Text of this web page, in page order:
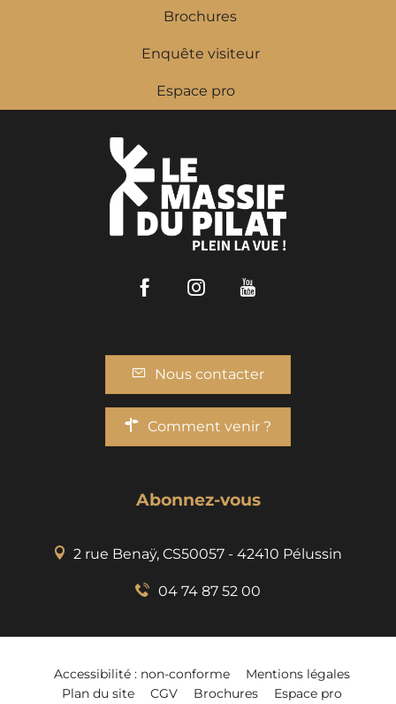
Brochures
Enquête visiteur
Espace pro
FacebookInstagram
Nous contacter
Comment venir ?
Abonnez-vous
2 rue Benaÿ, CS50057 - 42410 Pélussin
04 74 87 52 00
Accessibilité : non-conforme
Mentions légales
Plan du site
CGV Brochures Espace pro